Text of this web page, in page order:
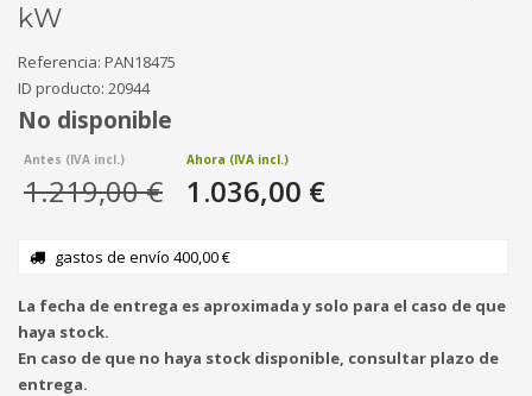
kW
Referencia: PAN18475
ID producto: 20944
No disponible
1.219,00 € 1.036,00 €
gastos de envío 400,00 €
La fecha de entrega es aproximada y solo para el caso de que
haya stock.
En caso de que no haya stock disponible, consultar plazo de
entrega.